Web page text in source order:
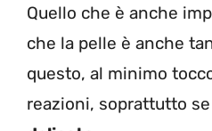
Quello che è anche
che la pelle è anche
questo, al minimo
reazioni, soprattutto